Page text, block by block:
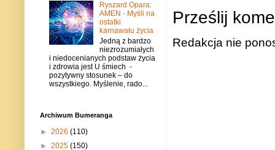
Prześlij
Redakcja nie
Ryszard Opara:
AMEN - Myśli na
ostatki
karnawału życia
Jedną z bardzo
niezrozumiałych
i niedocenianych podstaw życia
i zdrowia jest U śmiech -
pozytywny stosunek – do
wszystkiego. Myślenie, rado...
Archiwum Bumeranga
► 2026 (110)
► 2025 (150)